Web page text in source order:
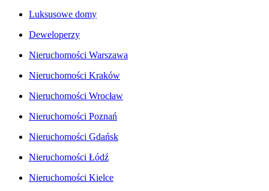
Luksusowe domy
Deweloperzy
Nieruchomości Warszawa
Nieruchomości Kraków
Nieruchomości Wrocław
Nieruchomości Poznań
Nieruchomości Gdańsk
Nieruchomości Łódź
Nieruchomości Kielce